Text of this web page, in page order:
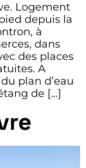
Logement
depuis la
à
dans
des places
A
plan d’eau
de […]